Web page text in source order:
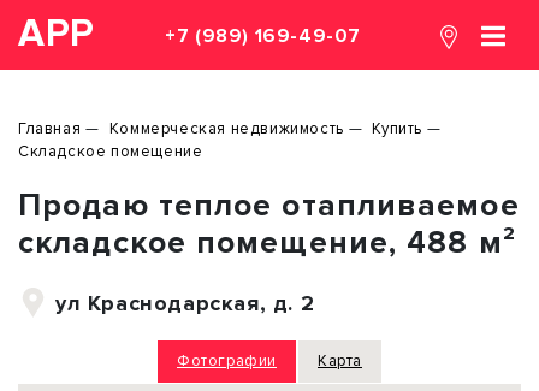
АРР +7 (989) 169-49-07
Главная Коммерческая недвижимость
Купить
Складское помещение
Продаю теплое отапливаемое
складское помещение, 488 м²
ул Краснодарская, д. 2
Фотографии Карта